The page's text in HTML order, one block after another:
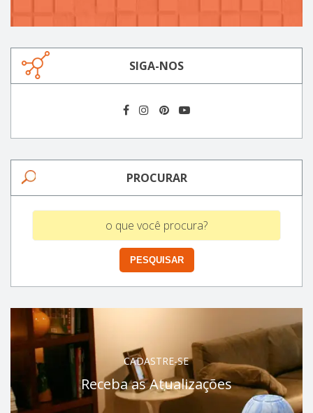
SIGA-NOS
PROCURAR
CADASTRE-SE
Receba as Atualizações